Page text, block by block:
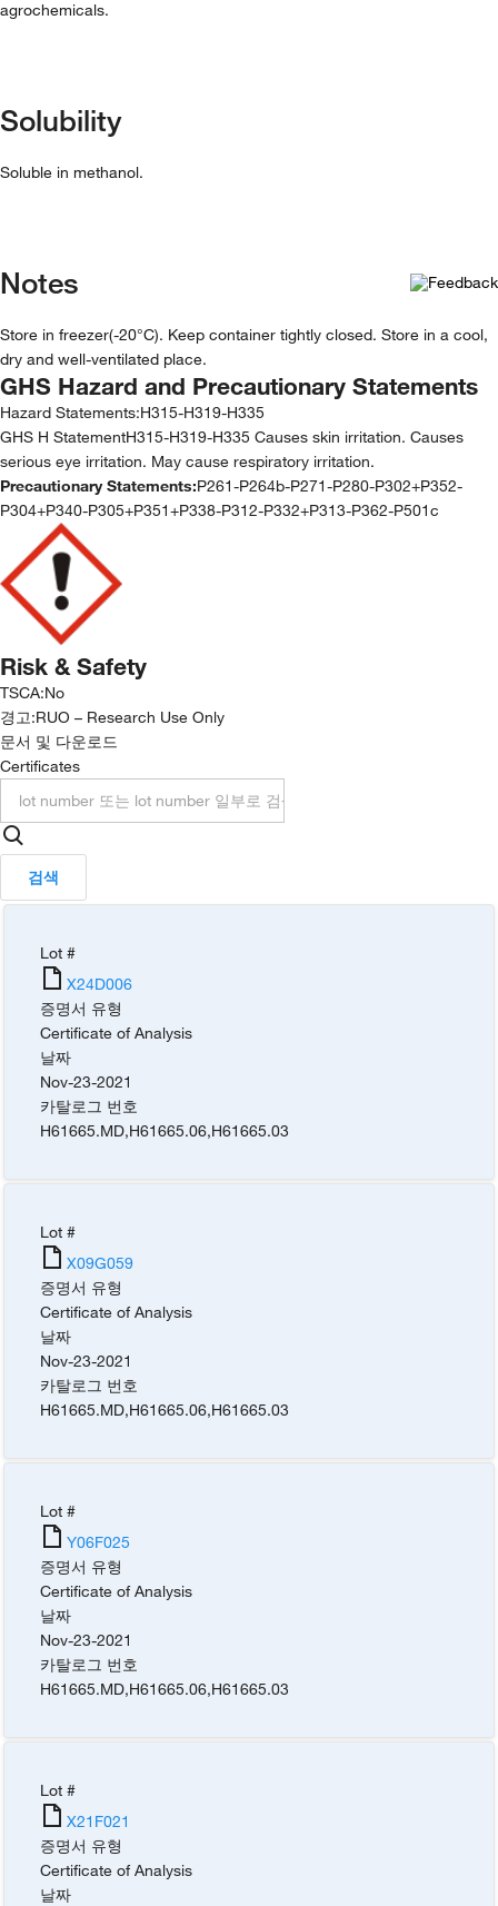
agrochemicals.
Solubility
Soluble in methanol.
Notes
Store in freezer(-20°C). Keep container tightly closed. Store in a cool,
dry and well-ventilated place.
GHS Hazard and Precautionary Statements
Hazard Statements:H315-H319-H335
GHS H StatementH315-H319-H335 Causes skin irritation. Causes
serious eye irritation. May cause respiratory irritation.
Precautionary Statements:P261-P264b-P271-P280-P302+P352-
P304+P340-P305+P351+P338-P312-P332+P313-P362-P501c
Risk & Safety
TSCA:No
경고:RUO – Research Use Only
문서 및 다운로드
Certificates
검색
Lot #
X24D006
증명서 유형
Certificate of Analysis
날짜
Nov-23-2021
카탈로그 번호
H61665.MD,H61665.06,H61665.03
Lot #
X09G059
증명서 유형
Certificate of Analysis
날짜
Nov-23-2021
카탈로그 번호
H61665.MD,H61665.06,H61665.03
Lot #
Y06F025
증명서 유형
Certificate of Analysis
날짜
Nov-23-2021
카탈로그 번호
H61665.MD,H61665.06,H61665.03
Lot #
X21F021
증명서 유형
Certificate of Analysis
날짜